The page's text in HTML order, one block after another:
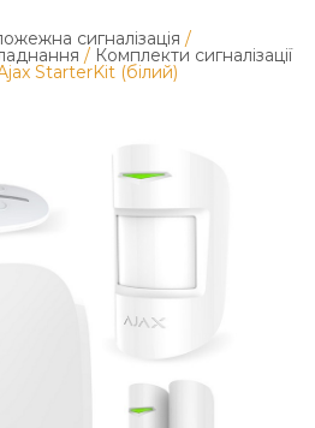
сигналізація /
/ Комплекти сигналізації
StarterKit (білий)